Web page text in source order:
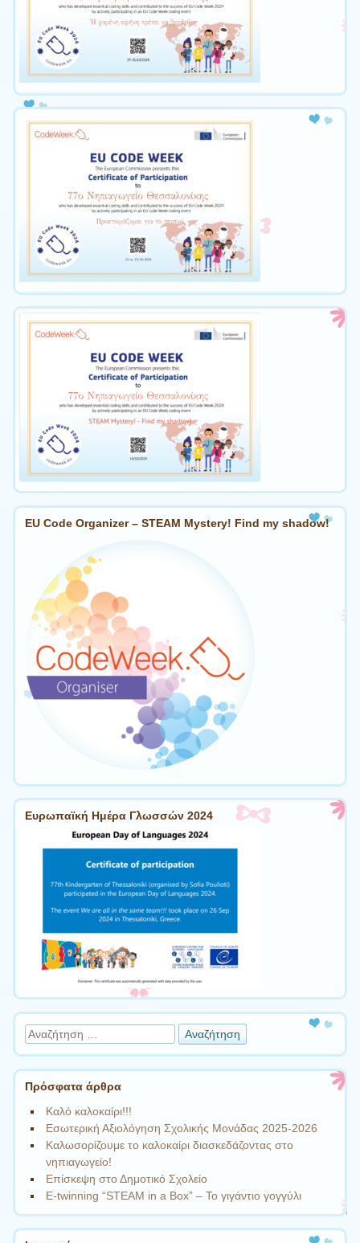
EU Code Organizer – STEAM Mystery! Find my shadow!
Ευρωπαϊκή Ημέρα Γλωσσών 2024
Αναζήτηση
Πρόσφατα άρθρα
Καλό καλοκαίρι!!!
Εσωτερική Αξιολόγηση Σχολικής Μονάδας 2025-2026
Καλωσορίζουμε το καλοκαίρι διασκεδάζοντας στο
νηπιαγωγείο!
Επίσκεψη στο Δημοτικό Σχολείο
Ε-twinning “STEAM in a Box” – Το γιγάντιο γογγύλι